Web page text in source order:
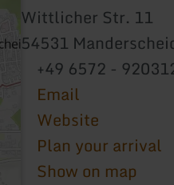
Wittlicher Str. 11
54531
+49 6572 -
Email
Website
Plan your arrival
Show on map